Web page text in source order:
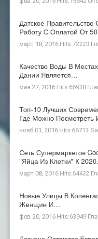
Датское
Работу С Оплатой От
март 18, 2016 Hits:72223
Качество Воды В
Дании Является…
мая 27, 2016 Hits:66938
Топ-10 Лучших
Где Можно Посмотреть
нояб 01, 2016 Hits:66713
Сеть Супермаркетов
"яйца Из Клетки" К
март 08, 2016 Hits:64432
Новые Улицы В
Женщин И…
фев 20, 2016 Hits:63949